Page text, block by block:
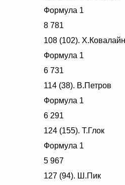
Формула 1
8 781
108 (102).
Формула 1
6 731
114 (38). В.Петров
Формула 1
6 291
124 (155). Т.Глοк
Формула 1
5 967
127 (94). Ш.Пик